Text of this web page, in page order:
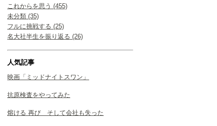
これからを思う (455)
未分類 (35)
フルに挑戦する (25)
名大社半生を振り返る (26)
人気記事
映画「ミッドナイトスワン」
抗原検査をやってみた
熔ける 再び そして会社も失った